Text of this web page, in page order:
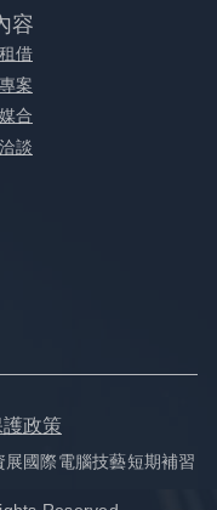
容
借
案
合
談
政策
國際電腦技藝短期補習